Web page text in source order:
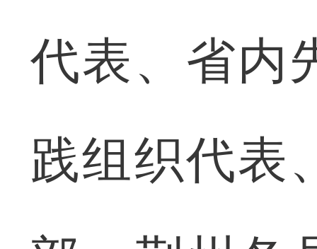
代表、省内
践组织代表